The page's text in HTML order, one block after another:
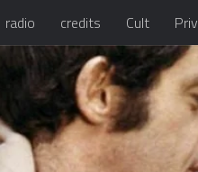
radio credits Cult